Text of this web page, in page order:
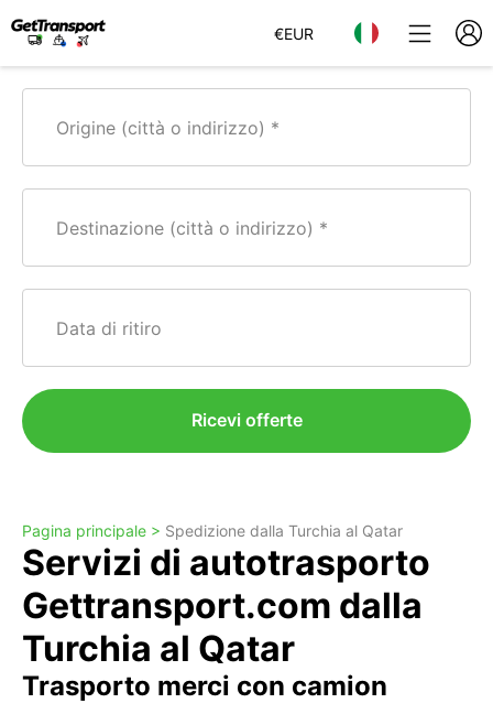
€EUR
Origine (città o indirizzo)
Destinazione (città o indirizzo)
Data di ritiro
Ricevi offerte
Pagina principale > Spedizione dalla Turchia al Qatar
Servizi di autotrasporto
Gettransport.com dalla
Turchia al Qatar
Trasporto merci con camion